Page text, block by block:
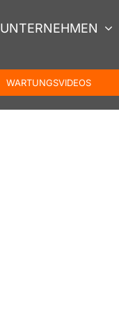
UNTERNEHMEN
WARTUNGSVIDEOS